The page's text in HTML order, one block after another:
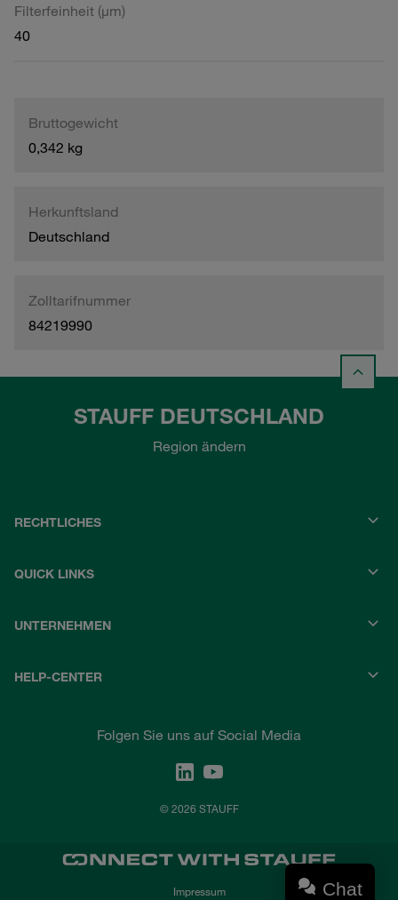
Filterfeinheit (µm)
40
Bruttogewicht
0,342 kg
Herkunftsland
Deutschland
Zolltarifnummer
84219990
STAUFF DEUTSCHLAND
Region ändern
RECHTLICHES
QUICK LINKS
UNTERNEHMEN
HELP-CENTER
Folgen Sie uns auf Social Media
© 2026 STAUFF
Impressum Chat